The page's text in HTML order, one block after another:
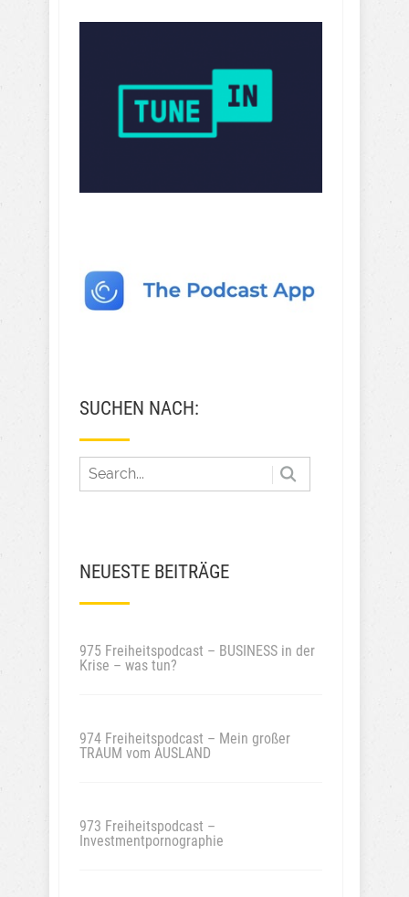
SUCHEN NACH:
NEUESTE BEITRÄGE
975 Freiheitspodcast – BUSINESS in der
Krise – was tun?
974 Freiheitspodcast – Mein großer
TRAUM vom AUSLAND
973 Freiheitspodcast –
Investmentpornographie